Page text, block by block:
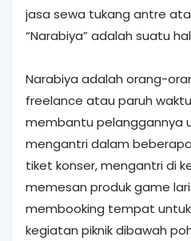
jasa sewa tukang antre
“Narabiya” adalah suatu
Narabiya adalah orang-
freelance atau paruh
membantu pelanggannya
mengantri dalam
tiket konser, mengantri di
memesan produk game
membooking tempat
kegiatan piknik dibawah